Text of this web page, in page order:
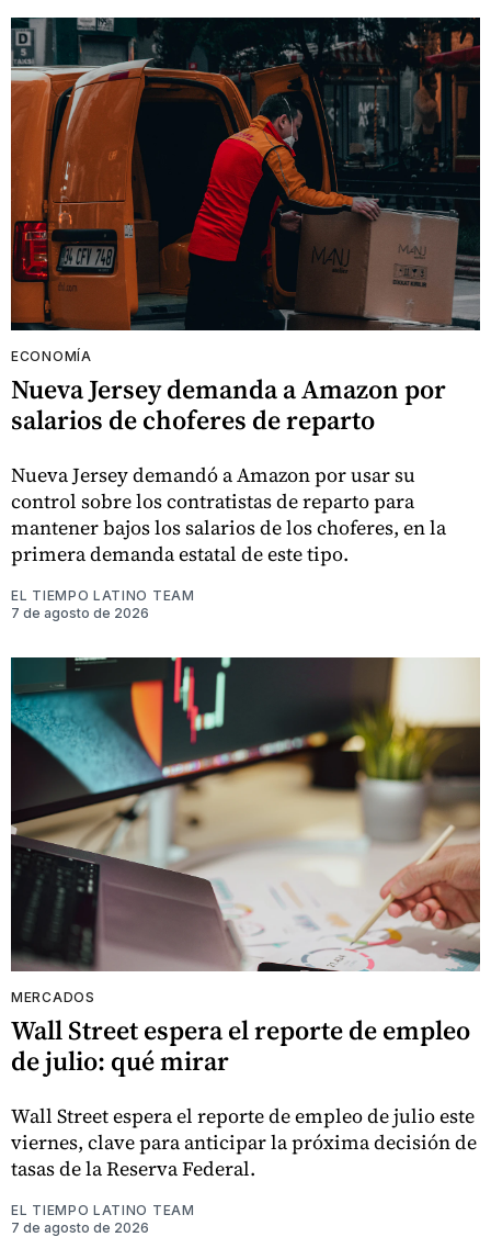
ECONOMÍA
Nueva Jersey demanda a Amazon por
salarios de choferes de reparto
Nueva Jersey demandó a Amazon por usar su
control sobre los contratistas de reparto para
mantener bajos los salarios de los choferes, en la
primera demanda estatal de este tipo.
EL TIEMPO LATINO TEAM
7 de agosto de 2026
MERCADOS
Wall Street espera el reporte de empleo
de julio: qué mirar
Wall Street espera el reporte de empleo de julio este
viernes, clave para anticipar la próxima decisión de
tasas de la Reserva Federal.
EL TIEMPO LATINO TEAM
7 de agosto de 2026